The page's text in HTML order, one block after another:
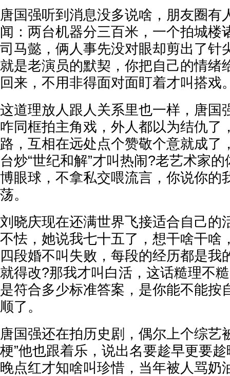
唐国强听到消息没多说啥，朋友圈有
闻：两台机器分三百米，一个拍城楼
司马懿，俩人事先没对眼却剪出了针
就是老演员的默契，你把自己的情绪
回来，不用非得面对面盯着才叫搭戏
这道理放人跟人关系里也一样，唐国
咋同框拍主角戏，外人都以为结仇了
路，互相在远处点个赞敬个意就成了
台炒“世纪和解”才叫热闹?老艺术家
博眼球，不拿私交喂流言，你说你的
荡。
刘晓庆现在还满世界飞接适合自己的
不怯，她说我七十五了，想干啥干啥
四段婚不叫失败，每段的经历都是我
就得改?那我才叫白活，这话糙理不
是符合多少标准答案，是你能不能按
顺了。
唐国强还在拍历史剧，偶尔上个综艺
梗”他也跟着乐，说出名要趁早更要
晚点红才知啥叫珍惜，当年被人骂奶